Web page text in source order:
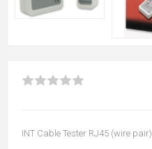
INT Cable Tester RJ45 (wire pair)